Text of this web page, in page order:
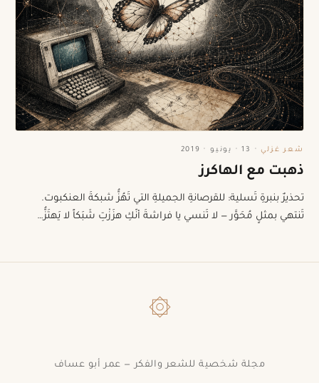
شعر غزلي· 13 · يونيو · 2019
ذهبت مع الهاكرز
تحذيرٌ بنبرةِ تَسلية: للقرصانةِ الجميلةِ التي تَهُزُّ شبكةَ العنكبوت.
تَنتهي بمثلٍ مُحَوَّر — لا تَنسي يا فراشةَ أنّكِ هزَزْتِ شَبَكاً لا يَهتَزُّ…
۞
مجلة شخصية للشعر والفكر — عمر أبو عساف